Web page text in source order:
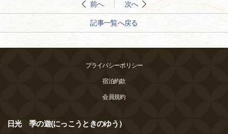
前へ 次へ
記事一覧へ戻る
プライバシーポリシー
宿泊約款
会員規約
日光 季の遊(にっこうときのゆう）